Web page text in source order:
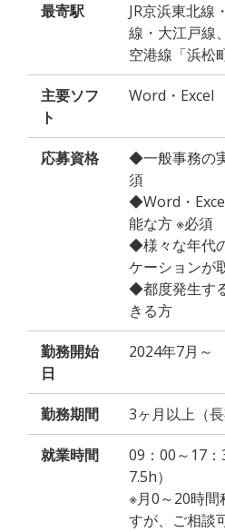
最寄駅
JR京浜東北線
線・大江戸線
空港線「浜松
主要ソフ
ト
Word・Excel
応募資格
◆一般事務の
須
◆Word・
能な方 ※必須
◆様々な年代
ケーションが
◆都度発生す
きる方
勤務開始
日
2024年7月～
勤務期間 3ヶ月以上（長
就業時間
09：00～17
7.5h）
※月0～20時間
すが、ご相談